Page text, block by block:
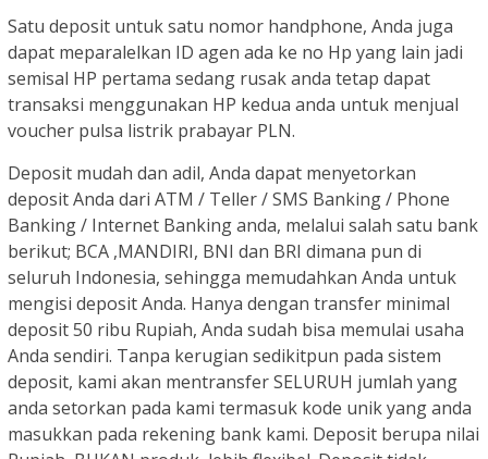
Satu deposit untuk satu nomor handphone, Anda juga
dapat meparalelkan ID agen ada ke no Hp yang lain jadi
semisal HP pertama sedang rusak anda tetap dapat
transaksi menggunakan HP kedua anda untuk menjual
voucher pulsa listrik prabayar PLN.
Deposit mudah dan adil, Anda dapat menyetorkan
deposit Anda dari ATM / Teller / SMS Banking / Phone
Banking / Internet Banking anda, melalui salah satu bank
berikut; BCA ,MANDIRI, BNI dan BRI dimana pun di
seluruh Indonesia, sehingga memudahkan Anda untuk
mengisi deposit Anda. Hanya dengan transfer minimal
deposit 50 ribu Rupiah, Anda sudah bisa memulai usaha
Anda sendiri. Tanpa kerugian sedikitpun pada sistem
deposit, kami akan mentransfer SELURUH jumlah yang
anda setorkan pada kami termasuk kode unik yang anda
masukkan pada rekening bank kami. Deposit berupa nilai